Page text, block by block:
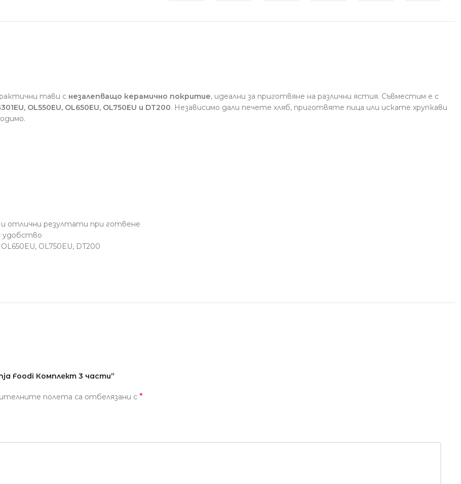
тави с незалепващо керамично покритие, идеални за приготвяне на различни ястия. Съвместим е с
OL550EU, OL650EU, OL750EU и DT200. Независимо дали печете хляб, приготвяте пица или искате хрупкави
отлични резултати при готвене
удобство
OL750EU, DT200
Foodi Комплект 3 части”
полета са отбелязани с *